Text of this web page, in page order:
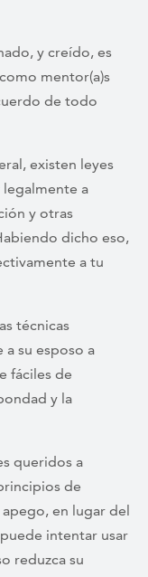
y creído, es
mentor(a)s
de todo
existen leyes
a
y otras
dicho eso,
a tu
técnicas
su esposo a
fáciles de
y la
queridos a
de
en lugar del
intentar usar
reduzca su